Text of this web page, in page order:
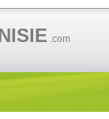
.com